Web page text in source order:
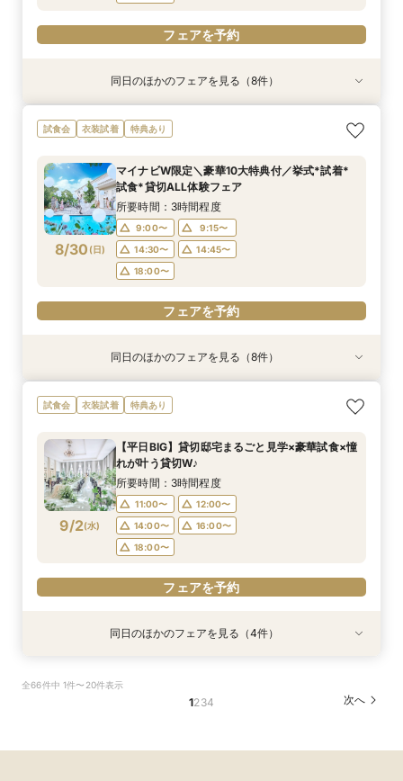
フェアを予約
特典あり 動画あり
8/29(土 )
＜初めての式場見学＞心躍る花嫁の第一歩♪ゆっ
たり相談＆見学会
9:00〜
9:15〜
14:30〜
14:45〜
18:00〜
フェアを予約
特典あり
8/29(土 )
【特別婚】マタニティ婚＆パパママキッズ婚に◎
準備安心相談会*
9:00〜
9:15〜
14:30〜
14:45〜
18:00〜
フェアを予約
特典あり
8/29(土 )
【料理重視の方◎】シェフ渾身コース試食＆おも
てなし料理特典
9:00〜
9:15〜
14:30〜
14:45〜
18:00〜
フェアを予約
8/29(土 )
【60分クイックフェア】会場見学＆相談会*初見
学にも◎
9:00〜
9:15〜
14:30〜
14:45〜
18:00〜
フェアを予約
特典あり
8/29(土 )
【全館OK】大切な”ペット”と過ごす挙式＆披露
宴フェア
9:00〜
9:15〜
14:30〜
14:45〜
18:00〜
フェアを予約
8/29(土 )
【遠方の方◎オンライン相談会】スマホで簡単！
豪華5大特典付き
9:00〜
9:15〜
14:30〜
14:45〜
18:00〜
フェアを予約
特典あり
8/29(土 )
【10名～会食プラン】貸切邸宅で叶える少人数ウ
エディング相談会
9:00〜
9:15〜
14:15〜
14:30〜
18:00〜
フェアを予約
特典あり
8/29(土 )
【カメラマン指名可】テーマ設定で叶える充実の
フォト婚フェア
9:00〜
9:15〜
14:30〜
14:45〜
18:00〜
フェアを予約
同日のほかのフェアを見る（8件）
試食会 衣装試着 特典あり
8/30 (日)
マイナビW限定＼豪華10大特典付／挙式*試着*
試食*貸切ALL体験フェア
所要時間：3時間程度
9:00〜
9:15〜
14:30〜
14:45〜
18:00〜
フェアを予約
特典あり 動画あり
8/30(日)
＜初めての式場見学＞心躍る花嫁の第一歩♪ゆっ
たり相談＆見学会
9:00〜
14:30〜
14:45〜
18:00〜
フェアを予約
特典あり
8/30(日)
【特別婚】マタニティ婚＆パパママキッズ婚に◎
準備安心相談会*
9:00〜
14:30〜
14:45〜
18:00〜
フェアを予約
特典あり
8/30(日)
【料理重視の方◎】シェフ渾身コース試食＆おも
てなし料理特典
9:00〜
14:30〜
14:45〜
18:00〜
フェアを予約
8/30(日)
【60分クイックフェア】会場見学＆相談会*初見
学にも◎
9:00〜
14:30〜
14:45〜
18:00〜
フェアを予約
特典あり
8/30(日)
【全館OK】大切な”ペット”と過ごす挙式＆披露
宴フェア
9:00〜
14:30〜
14:45〜
18:00〜
フェアを予約
8/30(日)
【遠方の方◎オンライン相談会】スマホで簡単！
豪華5大特典付き
9:00〜
14:30〜
14:45〜
18:00〜
フェアを予約
特典あり
8/30(日)
【10名～会食プラン】貸切邸宅で叶える少人数ウ
エディング相談会
9:00〜
14:15〜
14:30〜
18:00〜
フェアを予約
特典あり
8/30(日)
【カメラマン指名可】テーマ設定で叶える充実の
フォト婚フェア
9:00〜
14:30〜
14:45〜
18:00〜
フェアを予約
同日のほかのフェアを見る（8件）
試食会 衣装試着 特典あり
9/2(水)
【平日BIG】貸切邸宅まるごと見学×豪華試食×憧
れが叶う貸切W♪
所要時間：3時間程度
11:00〜
12:00〜
14:00〜
16:00〜
18:00〜
フェアを予約
特典あり
9/2
相談★全館見学
9/2
豪華5大特典付き
特典あり
9/2
エディング相談会
特典あり
9/2
ティ相談会
同日のほかのフェアを見る（4件）
全66件中 1件〜20件表示
1234 次へ